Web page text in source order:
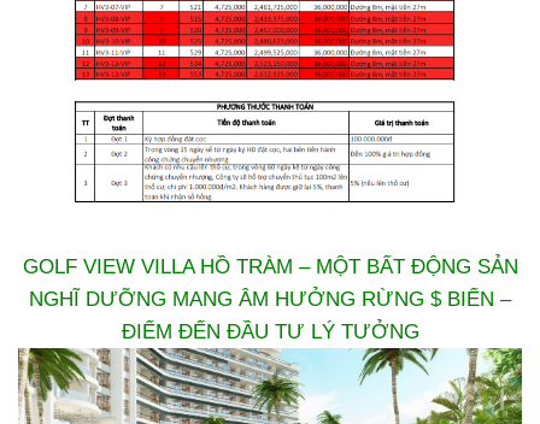
GOLF VIEW VILLA HỒ TRÀM – MỘT BẤT ĐỘNG SẢN
NGHĨ DƯỠNG MANG ÂM HƯỞNG RỪNG $ BIỂN –
ĐIỂM ĐẾN ĐẦU TƯ LÝ TƯỞNG